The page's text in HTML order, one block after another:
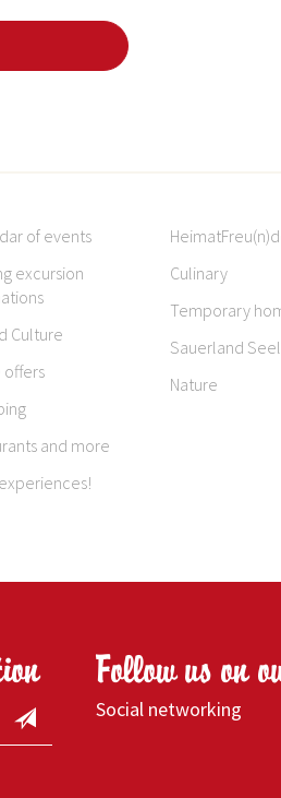
of events
excursion
Culture
offers
and more
Culinary
Temporary
Sauerland
Nature
Follow us on
Social networking